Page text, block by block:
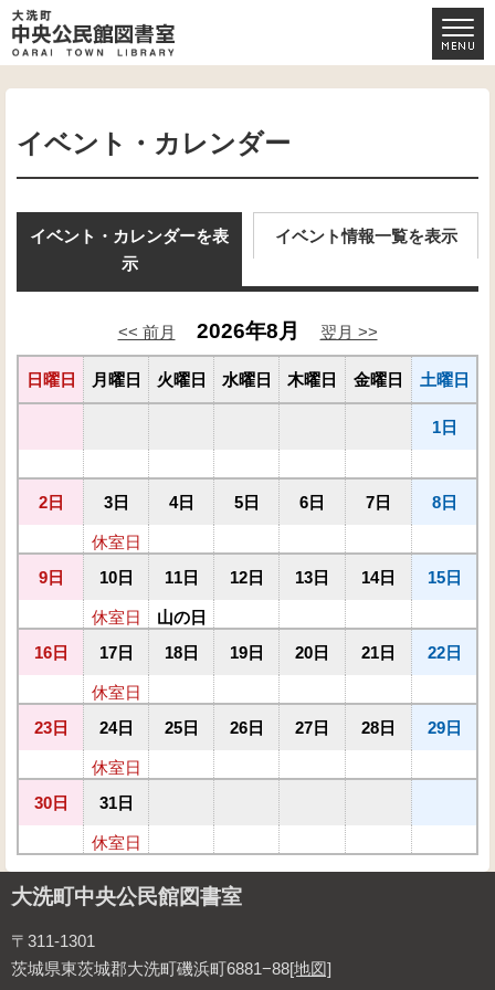
イベント・カレンダー
イベント・カレンダーを表
示
イベント情報一覧を表示
<< 前月 2026年8月 翌月 >>
日曜日 月曜日 火曜日 水曜日 木曜日 金曜日 土曜日
1日
2日 3日 4日 5日 6日 7日 8日
休室日
9日
10日 11日 12日 13日 14日 15日
休室日
山の日
16日
17日 18日 19日 20日 21日 22日
休室日
23日
24日 25日 26日 27日 28日 29日
休室日
30日
31日
休室日
大洗町中央公民館図書室
〒311-1301
茨城県東茨城郡大洗町磯浜町6881−88[地図]